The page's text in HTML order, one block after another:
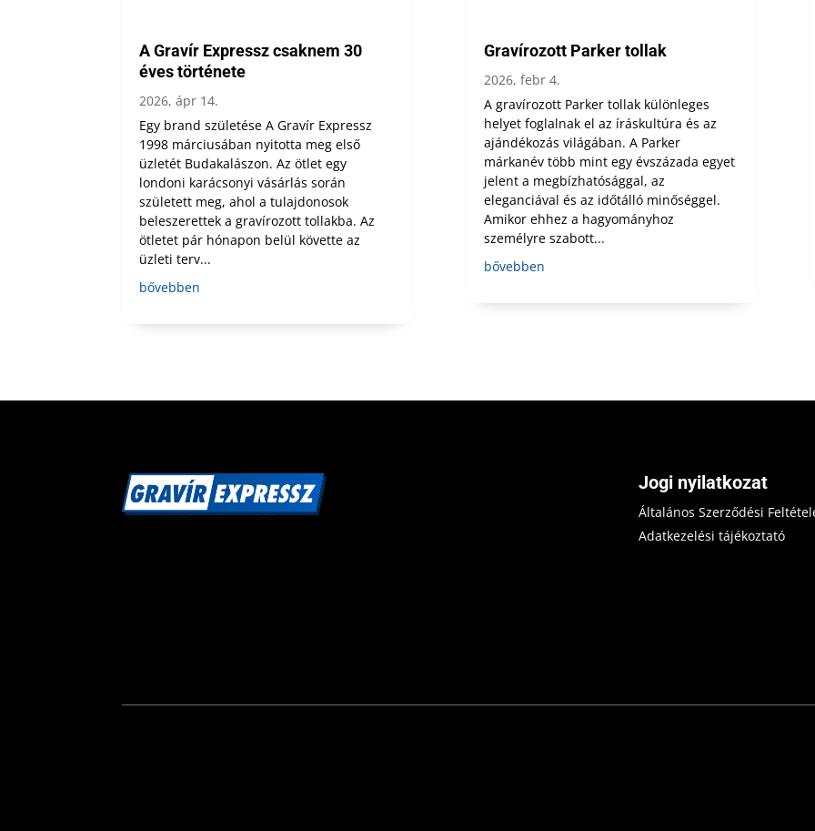
A Gravír Expressz csaknem 30
éves története
2026, ápr 14.
Egy brand születése A Gravír Expressz
1998 márciusában nyitotta meg első
üzletét Budakalászon. Az ötlet egy
londoni karácsonyi vásárlás során
született meg, ahol a tulajdonosok
beleszerettek a gravírozott tollakba. Az
ötletet pár hónapon belül követte az
üzleti terv...
bővebben
Gravírozott Parker tollak
2026, febr 4.
A gravírozott Parker tollak különleges
helyet foglalnak el az íráskultúra és az
ajándékozás világában. A Parker
márkanév több mint egy évszázada egyet
jelent a megbízhatósággal, az
eleganciával és az időtálló minőséggel.
Amikor ehhez a hagyományhoz
személyre szabott...
bővebben
Jogi nyilatkozat
Általános Szerződési
Adatkezelési tájékoztató